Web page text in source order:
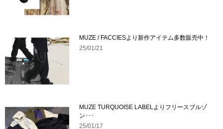
MUZE / FACCIESより新作アイテム多数販売中！
25/01/21
MUZE TURQUOISE LABELよりフリースブルゾ
ン･･･
25/01/17